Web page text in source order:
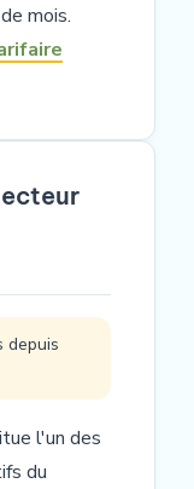
mois.
depuis
l'un des
du